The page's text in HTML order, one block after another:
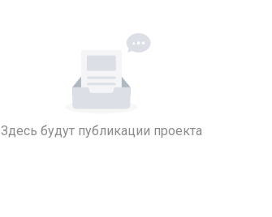
Здесь будут публикации проекта